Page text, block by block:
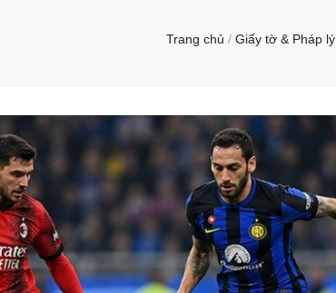
Trang chủ / Giấy tờ & Pháp lý